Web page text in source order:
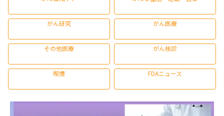
がん研究 がん医療
その他医療 がん検診
喫煙 FDAニュース